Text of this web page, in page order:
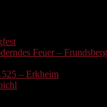
Feuer –
– Erkheim